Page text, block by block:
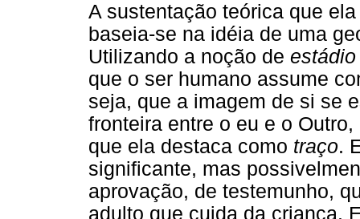
A sustentação teórica que
baseia-se na idéia de uma
Utilizando a noção de
que o ser humano assume
seja, que a imagem de si se
fronteira entre o eu e o
que ela destaca como traço.
significante, mas
aprovação, de testemunho,
adulto que cuida da criança.